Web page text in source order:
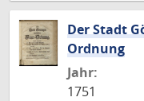
Der Stadt
Ordnung
Jahr:
1751